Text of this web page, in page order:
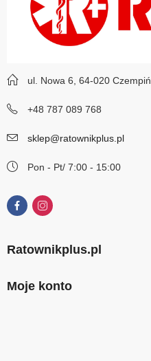
ul. Nowa 6, 64-020 Czempiń
+48 787 089 768
sklep@ratownikplus.pl
Pon - Pt/ 7:00 - 15:00
Ratownikplus.pl
Moje konto